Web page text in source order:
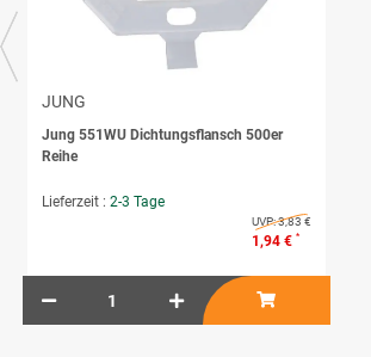
JUNG
Jung 551WU Dichtungsflansch 500er
Reihe
Lieferzeit : 2-3 Tage
UVP:3,83 €
1,94 € *